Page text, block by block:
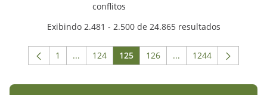
conflitos
Exibindo 2.481 - 2.500 de 24.865 resultados
Página
1 ...Páginas intermediárias Usar ABA para navegar.
Página
124 Página
125 Página
126 ...PáginasPágina
1244